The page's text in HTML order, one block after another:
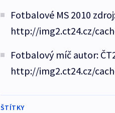
Fotbalové MS 2010
http://img2.ct24.cz/
Fotbalový míč autor:
http://img2.ct24.cz/
ŠTÍTKY